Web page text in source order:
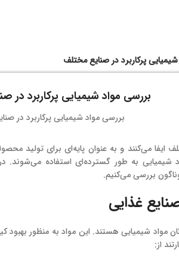
پرکاربرد در صنایع مختلف
بررسی مواد شیمیایی پرکاربرد در
می‌کنند و به عنوان پایه‌ای برای تولید
به طور گسترده‌ای استفاده می‌شوند.
بررسی می‌کنیم.
غذایی
مواد شیمیایی هستند. این مواد به منظور
از: